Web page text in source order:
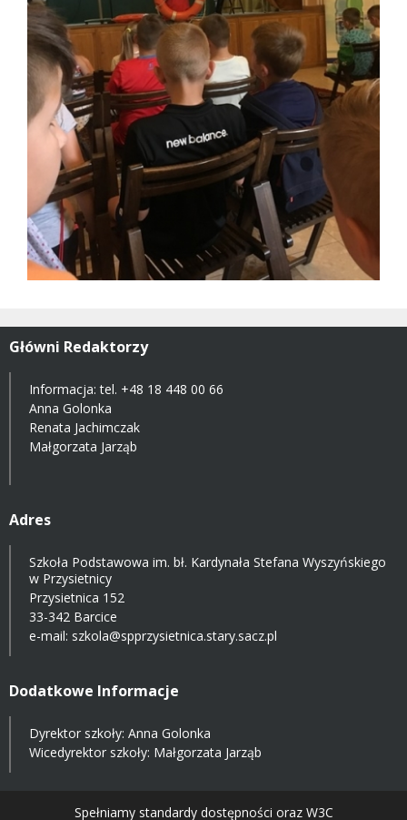
Główni Redaktorzy
Informacja: tel. +48 18 448 00 66
Anna Golonka
Renata Jachimczak
Małgorzata Jarząb
Adres
Szkoła Podstawowa im. bł. Kardynała Stefana Wyszyńskiego
w Przysietnicy
Przysietnica 152
33-342 Barcice
e-mail: szkola@spprzysietnica.stary.sacz.pl
Dodatkowe Informacje
Dyrektor szkoły: Anna Golonka
Wicedyrektor szkoły: Małgorzata Jarząb
Spełniamy standardy dostępności oraz W3C